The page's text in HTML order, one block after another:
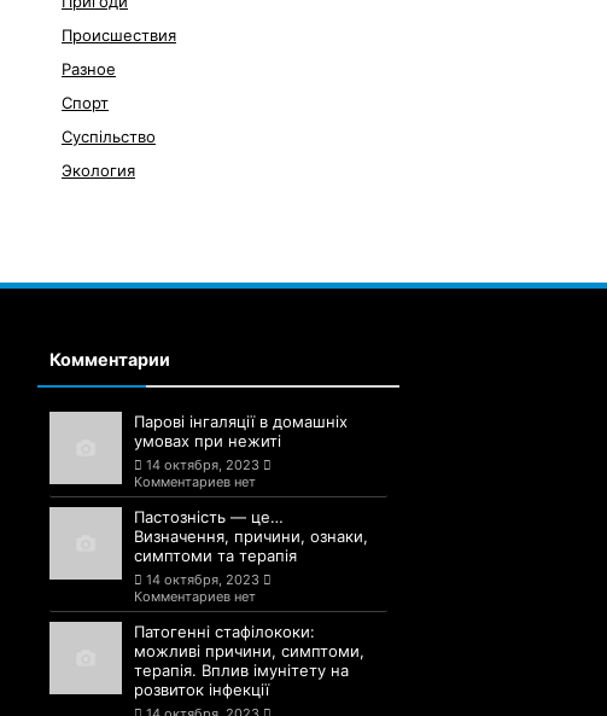
Происшествия
Разное
Спорт
Суспільство
Экология
Комментарии
Парові інгаляції в домашніх
умовах при нежиті
14 октября, 2023
Комментариев нет
Пастозність — це…
Визначення, причини, ознаки,
симптоми та терапія
14 октября, 2023
Комментариев нет
Патогенні стафілококи:
можливі причини, симптоми,
терапія. Вплив імунітету на
розвиток інфекції